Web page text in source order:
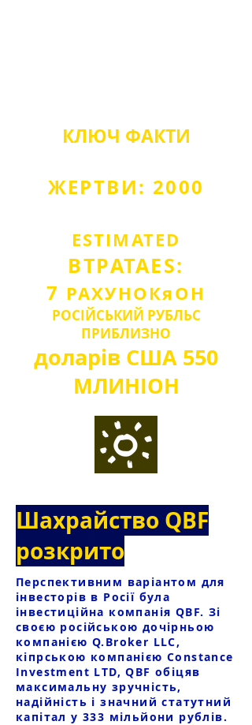
КЛЮЧ ФАКТИ
ЖЕРТВИ: 2000
ESTIMATED
ВТРАТАES:
7 РАХУНОКяОН
РОСІЙСЬКИЙ РУБЛЬС
ПРИБЛИЗНО
доларів США 550
МЛИНIOН
Шахрайство QBF
розкрито
Перспективним варіантом для
інвесторів в Росії була
інвестиційна компанія QBF. Зі
своєю російською дочірньою
компанією Q.Broker LLC,
кіпрською компанією Constance
Investment LTD, QBF обіцяв
максимальну зручність,
надійність і значний статутний
капітал у 333 мільйони рублів.